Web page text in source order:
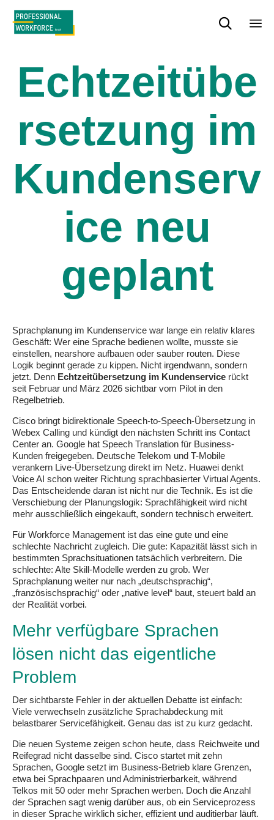

Echtzeitübe
rsetzung im
Kundenserv
ice neu
geplant
Sprachplanung im Kundenservice war lange ein relativ klares
Geschäft: Wer eine Sprache bedienen wollte, musste sie
einstellen, nearshore aufbauen oder sauber routen. Diese
Logik beginnt gerade zu kippen. Nicht irgendwann, sondern
jetzt. Denn Echtzeitübersetzung im Kundenservice rückt
seit Februar und März 2026 sichtbar vom Pilot in den
Regelbetrieb.
Cisco bringt bidirektionale Speech-to-Speech-Übersetzung in
Webex Calling und kündigt den nächsten Schritt ins Contact
Center an. Google hat Speech Translation für Business-
Kunden freigegeben. Deutsche Telekom und T-Mobile
verankern Live-Übersetzung direkt im Netz. Huawei denkt
Voice AI schon weiter Richtung sprachbasierter Virtual Agents.
Das Entscheidende daran ist nicht nur die Technik. Es ist die
Verschiebung der Planungslogik: Sprachfähigkeit wird nicht
mehr ausschließlich eingekauft, sondern technisch erweitert.
Für Workforce Management ist das eine gute und eine
schlechte Nachricht zugleich. Die gute: Kapazität lässt sich in
bestimmten Sprachsituationen tatsächlich verbreitern. Die
schlechte: Alte Skill-Modelle werden zu grob. Wer
Sprachplanung weiter nur nach „deutschsprachig“,
„französischsprachig“ oder „native level“ baut, steuert bald an
der Realität vorbei.
Mehr verfügbare Sprachen
lösen nicht das eigentliche
Problem
Der sichtbarste Fehler in der aktuellen Debatte ist einfach:
Viele verwechseln zusätzliche Sprachabdeckung mit
belastbarer Servicefähigkeit. Genau das ist zu kurz gedacht.
Die neuen Systeme zeigen schon heute, dass Reichweite und
Reifegrad nicht dasselbe sind. Cisco startet mit zehn
Sprachen, Google setzt im Business-Betrieb klare Grenzen,
etwa bei Sprachpaaren und Administrierbarkeit, während
Telkos mit 50 oder mehr Sprachen werben. Doch die Anzahl
der Sprachen sagt wenig darüber aus, ob ein Serviceprozess
in dieser Sprache wirklich sicher, effizient und auditierbar läuft.